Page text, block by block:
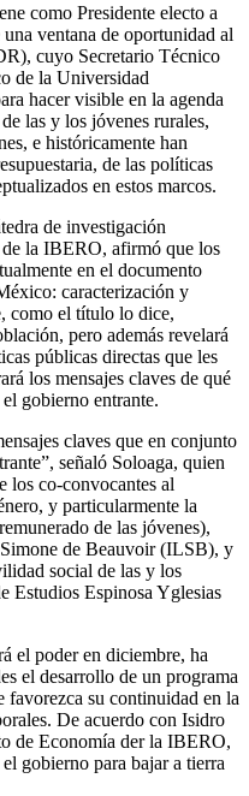
como Presidente electo a
ventana de oportunidad al
cuyo Secretario Técnico
de la Universidad
hacer visible en la agenda
las y los jóvenes rurales,
e históricamente han
de las políticas
en estos marcos.
de investigación
de la IBERO, afirmó que los
en el documento
caracterización y
como el título lo dice,
pero además revelará
públicas directas que les
los mensajes claves de qué
gobierno entrante.
claves que en conjunto
señaló Soloaga, quien
los co-convocantes al
y particularmente la
de las jóvenes),
de Beauvoir (ILSB), y
social de las y los
Estudios Espinosa Yglesias
el poder en diciembre, ha
el desarrollo de un programa
favorezca su continuidad en la
De acuerdo con Isidro
de Economía der la IBERO,
gobierno para bajar a tierra